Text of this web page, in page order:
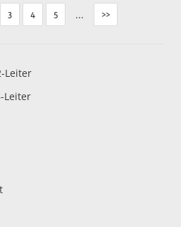
3 4 5 ... >>
Leiter
Leiter